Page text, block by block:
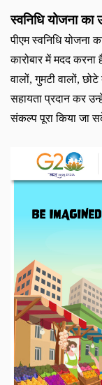
स्वनिधि योजना का
पीएम स्‍वनिधि योजना
कारोबार में मदद
वालों,गुमटी वालों,छोटे
सहायता प्रदान कर
संकल्प पूरा किया जा